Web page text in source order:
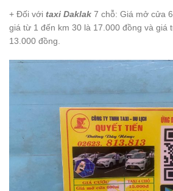
+ Đối với taxi Daklak 7 chỗ: Giá mở cửa
giá từ 1 đến km 30 là 17.000 đồng và giá
13.000 đồng.